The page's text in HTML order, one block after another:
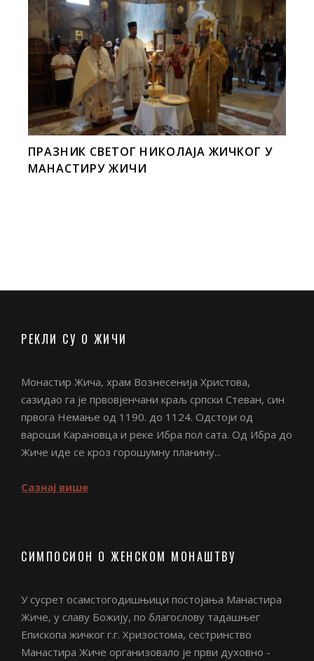
ПРАЗНИК СВЕТОГ НИКОЛАЈА ЖИЧКОГ У
МАНАСТИРУ ЖИЧИ
РЕКЛИ СУ О ЖИЧИ
Монастир Жича, храм Вознесенија Христова,
сазидао га је првовјенчани краљ српски Стеван, син
првога Немање од 1190. до 1124. Одстоји од
вароши Карановца и реке Ибра пол сата. Од Ибра до
Жиче иде се кроз горошумну планину...
Сазнај више
СИМПОСИОН О ЖЕНСКОМ МОНАШТВУ
У сусрет осамстогодишњици постојања Манастира
Жиче, у славу Божију, по благослову тадашњег
Епископа жичког г.г. Хризостома, сестринство
Манастира Жиче организовало је први духовно -